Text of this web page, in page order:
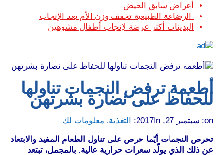
أعراض سابق الحيض
الرضاعة الطبيعية تخفف وزن الأم بعد الإنجاب
البدينات أكثر عرضة لإنجاب أطفال مشوهين
أطعمة ترفض النجمات تناولها
للحفاظ على نضارة بشرتهن
on: سبتمبر 27, 2017 In: التغذية, معلومات لك
تحرص النجمات أيّما حرص على تناول الطعام المفيد والابتعاد
عن ذلك الذي يولّد سعرات حرارية عالية. بالمجمل، تبتعد